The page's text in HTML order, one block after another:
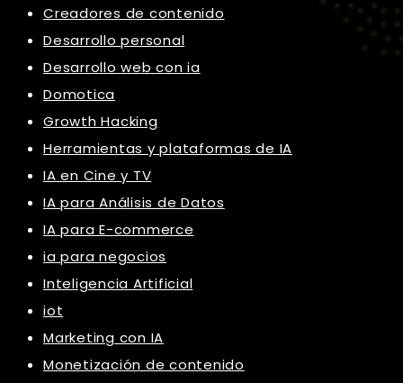
Creadores de contenido
Desarrollo personal
Desarrollo web con ia
Domotica
Growth Hacking
Herramientas y plataformas de IA
IA en Cine y TV
IA para Análisis de Datos
IA para E-commerce
ia para negocios
Inteligencia Artificial
iot
Marketing con IA
Monetización de contenido